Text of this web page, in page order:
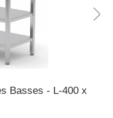
Basses - L-400 x